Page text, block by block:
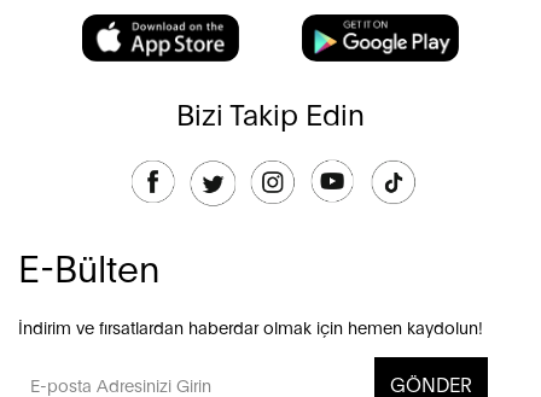
Bizi Takip Edin
E-Bülten
İndirim ve fırsatlardan haberdar olmak için hemen kaydolun!
GÖNDER